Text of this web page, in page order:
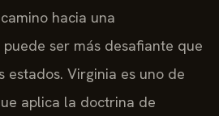
hacia una
ser más desafiante que
estados. Virginia es uno de
aplica la doctrina de